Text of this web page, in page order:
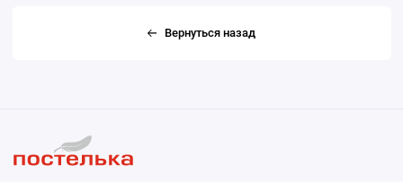
Вернуться назад